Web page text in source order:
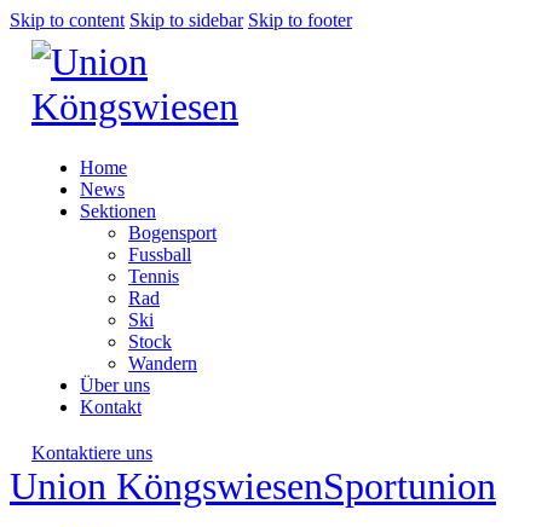
Skip to content Skip to sidebar Skip to footer
Home
News
Sektionen
Bogensport
Fussball
Tennis
Rad
Ski
Stock
Wandern
Über uns
Kontakt
Kontaktiere uns
Union KöngswiesenSportunion